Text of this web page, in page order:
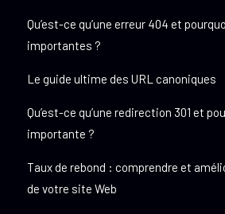
Qu’est-ce qu’une erreur 404 et
importantes ?
Le guide ultime des URL canoniques
Qu’est-ce qu’une redirection 301 et
importante ?
Taux de rebond : comprendre et
de votre site Web